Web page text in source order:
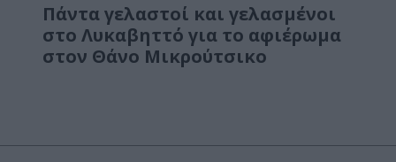
Πάντα γελαστοί και γελασμένοι
στο Λυκαβηττό για το αφιέρωμα
στον Θάνο Μικρούτσικο